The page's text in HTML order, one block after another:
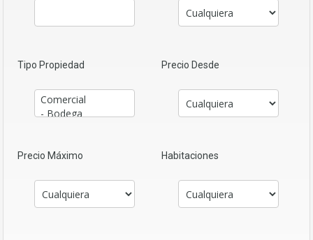
Tipo Propiedad Precio Desde
Precio Máximo Habitaciones